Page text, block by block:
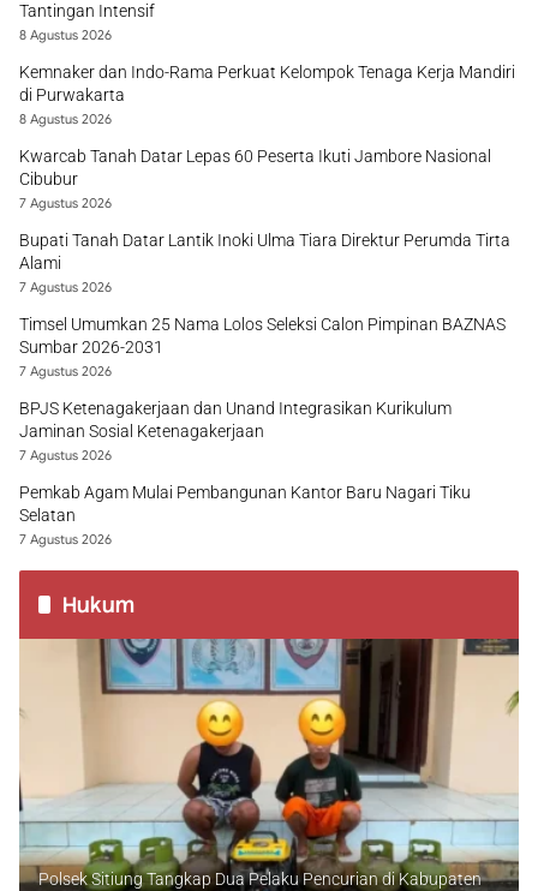
Tantingan Intensif
8 Agustus 2026
Kemnaker dan Indo-Rama Perkuat Kelompok Tenaga Kerja Mandiri
di Purwakarta
8 Agustus 2026
Kwarcab Tanah Datar Lepas 60 Peserta Ikuti Jambore Nasional
Cibubur
7 Agustus 2026
Bupati Tanah Datar Lantik Inoki Ulma Tiara Direktur Perumda Tirta
Alami
7 Agustus 2026
Timsel Umumkan 25 Nama Lolos Seleksi Calon Pimpinan BAZNAS
Sumbar 2026-2031
7 Agustus 2026
BPJS Ketenagakerjaan dan Unand Integrasikan Kurikulum
Jaminan Sosial Ketenagakerjaan
7 Agustus 2026
Pemkab Agam Mulai Pembangunan Kantor Baru Nagari Tiku
Selatan
7 Agustus 2026
Hukum
Polsek Sitiung Tangkap Dua Pelaku Pencurian di Kabupaten